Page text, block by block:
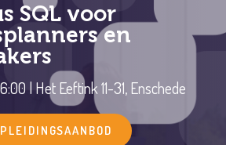
SQL voor
en
| Het Eeftink 11-31, Enschede